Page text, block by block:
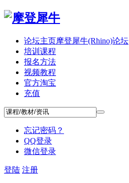
论坛主页摩登犀牛(Rhino)论坛
培训课程
报名方法
视频教程
官方淘宝
充值
忘记密码？
QQ登录
微信登录
登陆 注册